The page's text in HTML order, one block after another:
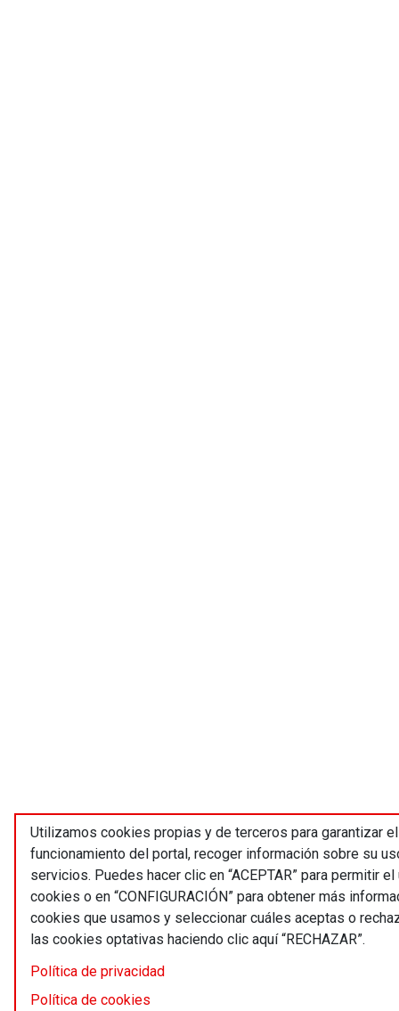
Utilizamos cookies propias y de terceros para garantizar
funcionamiento del portal, recoger información sobre su
servicios. Puedes hacer clic en “ACEPTAR” para permitir
cookies o en “CONFIGURACIÓN” para obtener más
cookies que usamos y seleccionar cuáles aceptas o
las cookies optativas haciendo clic aquí “RECHAZAR”.
Política de privacidad
Política de cookies